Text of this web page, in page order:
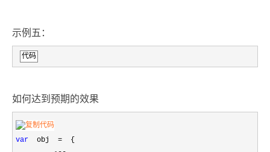
示例五：
代码
如何达到预期的效果
var obj =
{